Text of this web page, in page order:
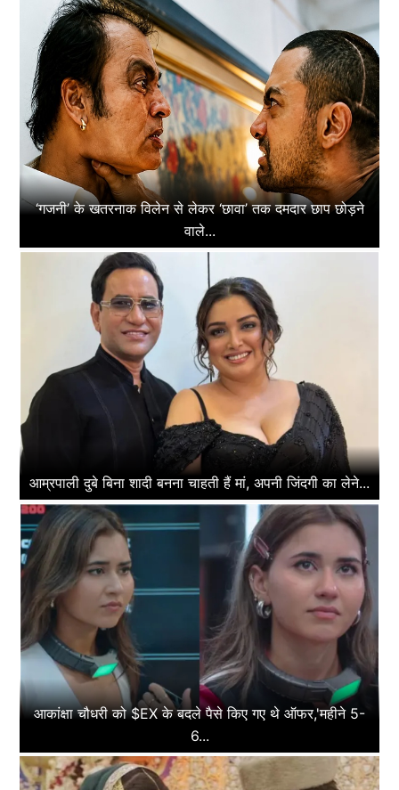
‘गजनी’ के खतरनाक विलेन से लेकर ‘छावा’ तक दमदार छाप छोड़ने
वाले...
आम्रपाली दुबे बिना शादी बनना चाहती हैं मां, अपनी जिंदगी का लेने...
आकांक्षा चौधरी को $EX के बदले पैसे किए गए थे ऑफर,'महीने 5-
6...